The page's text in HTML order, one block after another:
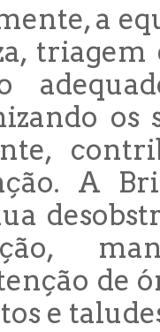
a
triagem
os
A
de
e